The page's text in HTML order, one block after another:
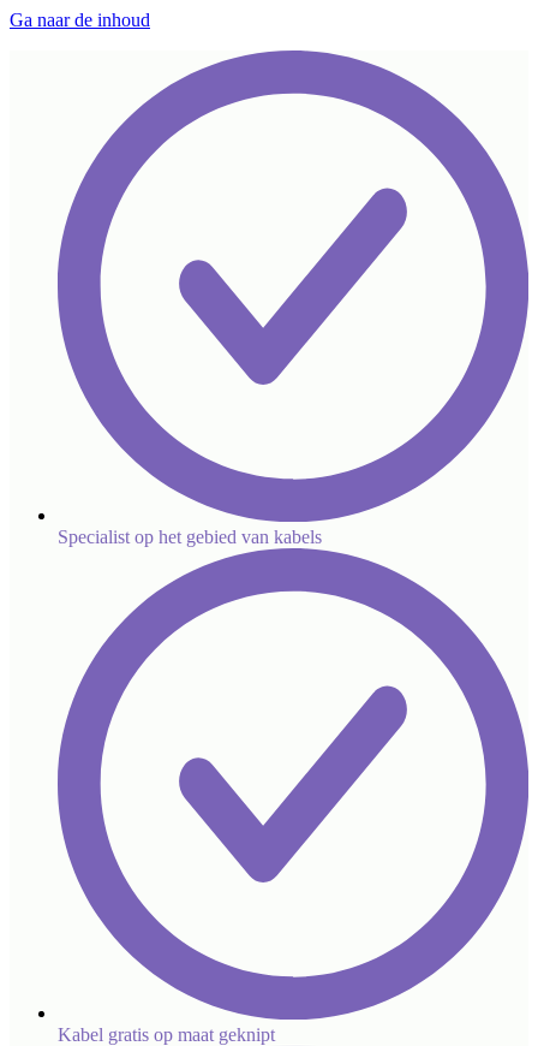
Ga naar de inhoud
Specialist op het gebied van kabels
Kabel gratis op maat geknipt